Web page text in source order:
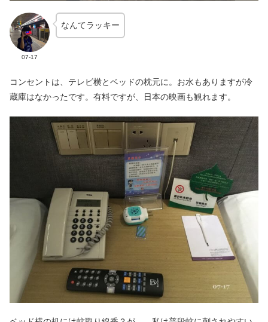
07-17
なんてラッキー
コンセントは、テレビ横とベッドの枕元に。お水もありますが冷
蔵庫はなかったです。有料ですが、日本の映画も観れます。